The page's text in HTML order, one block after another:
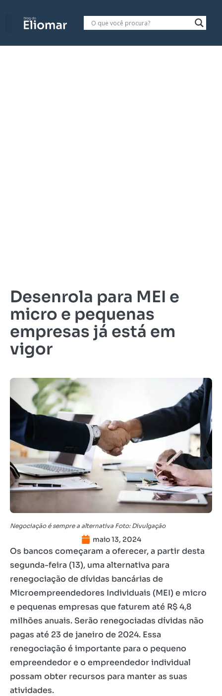
Desenrola para MEI e
micro e pequenas
empresas já está em
vigor
Negociação é sempre a alternativa Foto: Divulgação
maio 13, 2024
Os bancos começaram a oferecer, a partir desta
segunda-feira (13), uma alternativa para
renegociação de dívidas bancárias de
Microempreendedores Individuais (MEI) e micro
e pequenas empresas que faturem até R$ 4,8
milhões anuais. Serão renegociadas dívidas não
pagas até 23 de janeiro de 2024. Essa
renegociação é importante para o pequeno
empreendedor e o empreendedor individual
possam obter recursos para manter as suas
atividades.